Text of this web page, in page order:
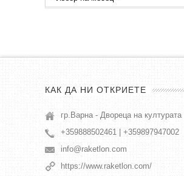
публикации
КАК ДА НИ ОТКРИЕТЕ
гр.Варна - Двореца на културата
+359888502461 | +359897947002
info@raketlon.com
https://www.raketlon.com/